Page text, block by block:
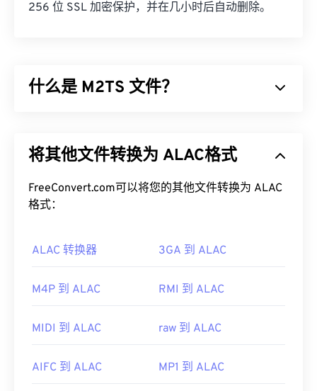
256 位 SSL 加密保护，并在几小时后自动删除。
什么是 M2TS 文件？
型，通常包含蓝光光盘上的加密内容，供消费者使
如何打开 M2TS 文件？
VLC 媒体播放器
Picture Motion 浏览器软件
M2TS 支持章节、字幕、副标题、元数据标签和菜
如果打开 M2TS 时出现问题，请删除文件扩展名中
LifeWire.com 此
上第一个“说明”中的
将其他文件转换为 ALAC格式
FreeConvert.com可以将您的其他文件转换为 ALAC
格式：
ALAC 转换器 3GA 到 ALAC
M4P 到 ALAC RMI 到 ALAC
MIDI 到 ALAC raw 到 ALAC
AIFC 到 ALAC MP1 到 ALAC